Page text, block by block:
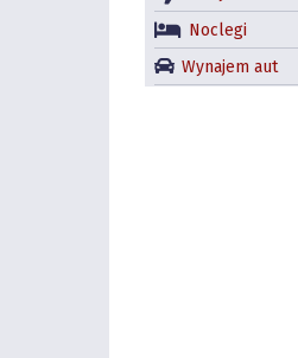
Noclegi
Wynajem aut